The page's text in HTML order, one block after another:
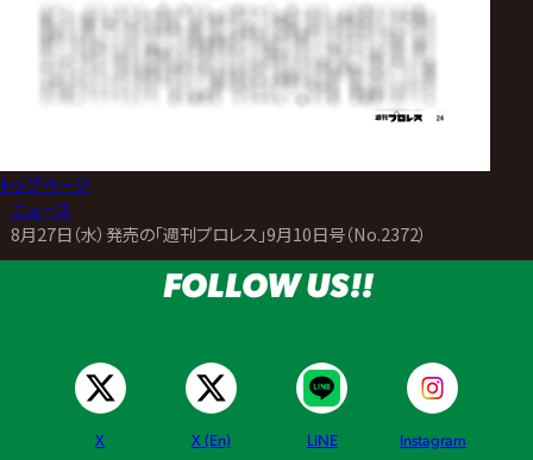
トップページ
ニュース
8月27日（水）発売の「週刊プロレス」9月10日号（No.2372）
FOLLOW US!!
X X (En) LINE Instagram